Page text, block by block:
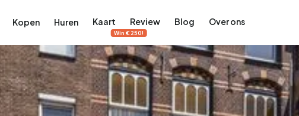
Kopen Huren Kaart Review
Win €250!
Blog Over ons